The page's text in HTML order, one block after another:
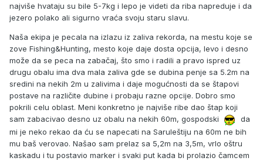
najviše hvataju su bile 5-7kg i lepo je videti da riba napreduje i da
jezero polako ali sigurno vraća svoju staru slavu.
Naša ekipa je pecala na izlazu iz zaliva rekorda, na mestu koje se
zove Fishing&Hunting, mesto koje daje dosta opcija, levo i desno
može da se peca na zabačaj, što smo i radili a pravo ispred uz
drugu obalu ima dva mala zaliva gde se dubina penje sa 5.2m na
sredini na nekih 2m u zalivima i daje mogućnosti da se štapovi
postave na različite dubine i probaju razne opcije. Dobro smo
pokrili celu oblast. Meni konkretno je najviše ribe dao štap koji
sam zabacivao desno uz obalu na nekih 60m, gospodski
da
mi je neko rekao da ću se napecati na Saruleštiju na 60m ne bih
mu baš verovao. Našao sam prelaz sa 5,2m na 3,5m, vrlo oštru
kaskadu i tu postavio marker i svaki put kada bi prolazio čamcem